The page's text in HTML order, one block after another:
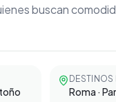
buscan
Roma ·